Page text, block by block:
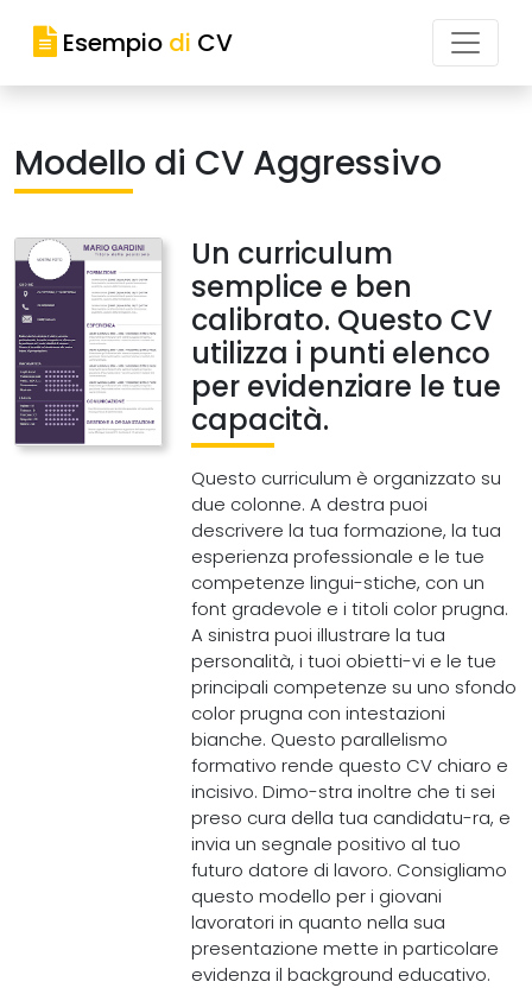
Esempio di CV
Modello di CV Aggressivo
Un curriculum
semplice e ben
calibrato. Questo CV
utilizza i punti elenco
per evidenziare le tue
capacità.
Questo curriculum è organizzato su
due colonne. A destra puoi
descrivere la tua formazione, la tua
esperienza professionale e le tue
competenze lingui-stiche, con un
font gradevole e i titoli color prugna.
A sinistra puoi illustrare la tua
personalità, i tuoi obietti-vi e le tue
principali competenze su uno sfondo
color prugna con intestazioni
bianche. Questo parallelismo
formativo rende questo CV chiaro e
incisivo. Dimo-stra inoltre che ti sei
preso cura della tua candidatu-ra, e
invia un segnale positivo al tuo
futuro datore di lavoro. Consigliamo
questo modello per i giovani
lavoratori in quanto nella sua
presentazione mette in particolare
evidenza il background educativo.